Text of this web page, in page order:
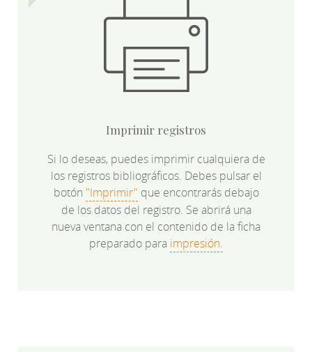
Imprimir registros
Si lo deseas, puedes imprimir cualquiera de
los registros bibliográficos. Debes pulsar el
botón "Imprimir" que encontrarás debajo
de los datos del registro. Se abrirá una
nueva ventana con el contenido de la ficha
preparado para impresión.